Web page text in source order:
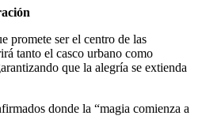
promete ser el centro de las
tanto el casco urbano como
que la alegría se extienda
donde la “magia comienza a